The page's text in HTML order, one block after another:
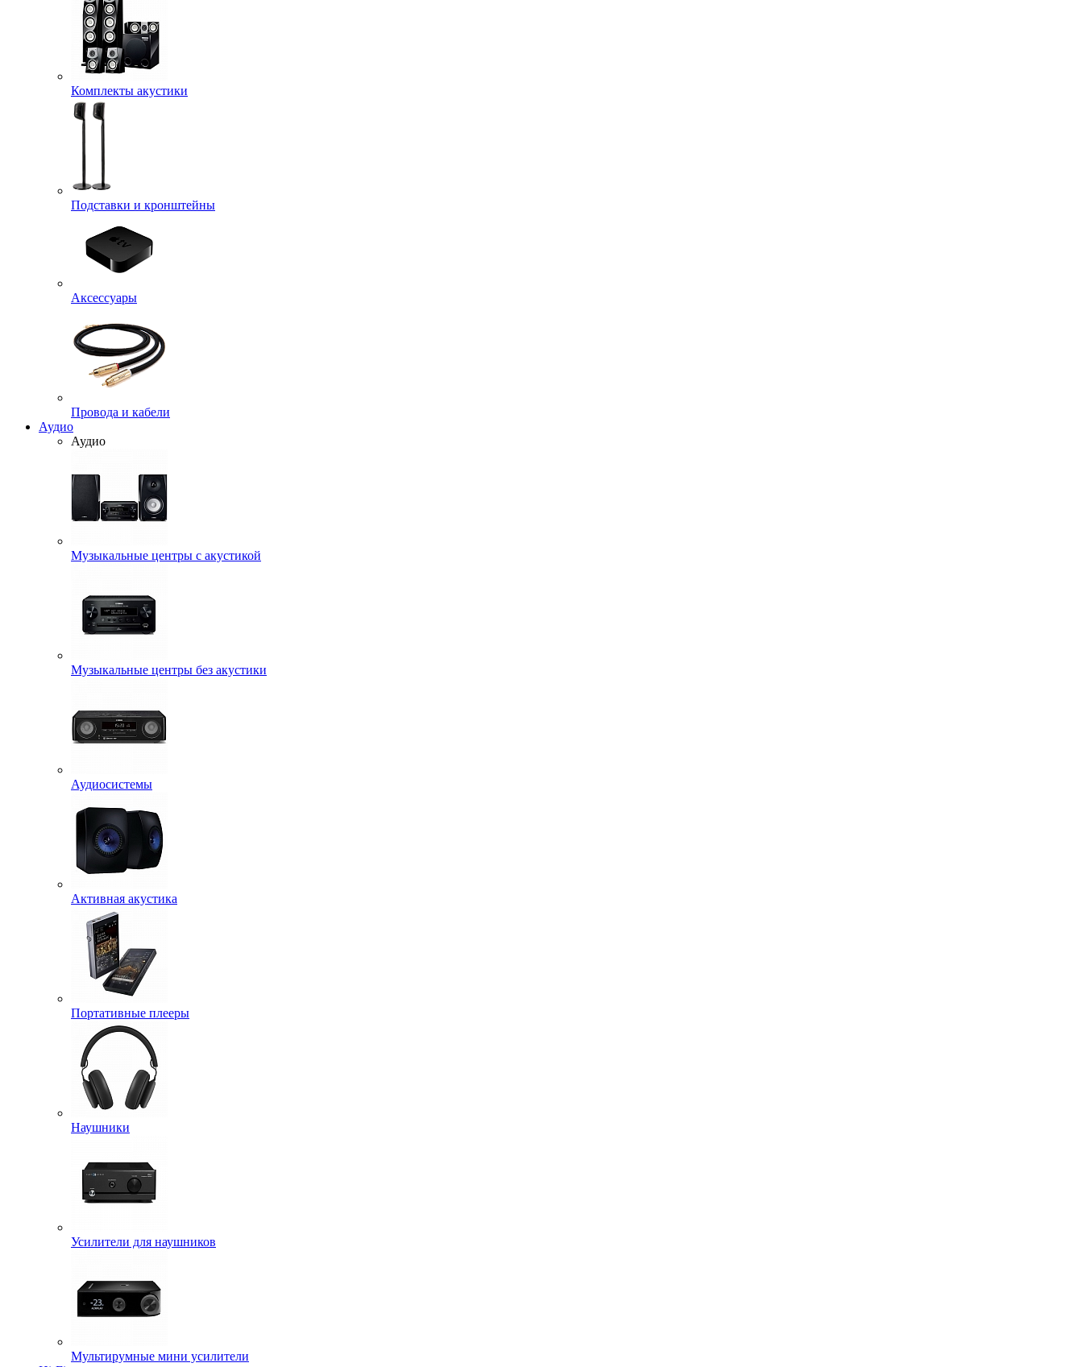
Комплекты акустики
Подставки и кронштейны
Аксессуары
Провода и кабели
Аудио
Аудио
Музыкальные центры с акустикой
Музыкальные центры без акустики
Аудиосистемы
Активная акустика
Портативные плееры
Наушники
Усилители для наушников
Мультирумные мини усилители